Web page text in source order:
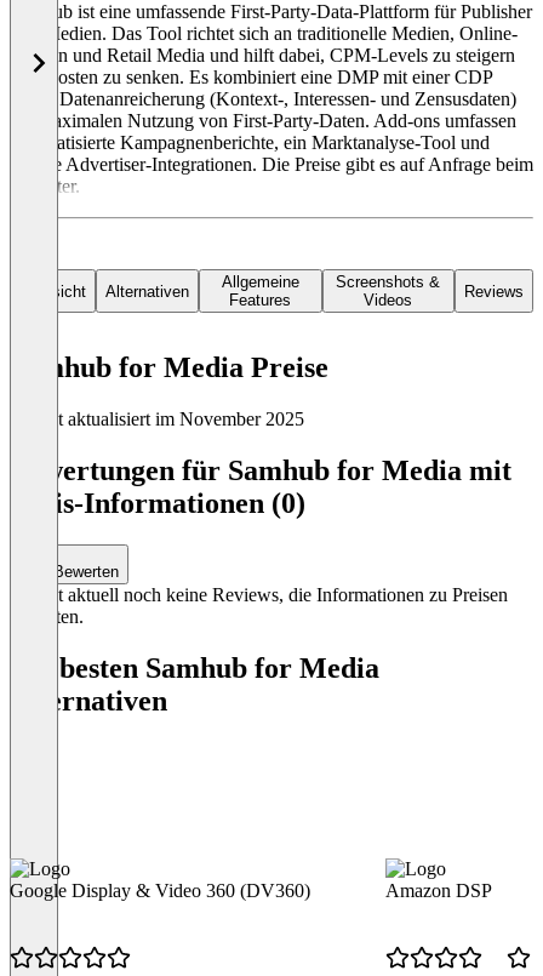
Samhub ist eine umfassende First-Party-Data-Plattform für Publisher
und Medien. Das Tool richtet sich an traditionelle Medien, Online-
Medien und Retail Media und hilft dabei, CPM-Levels zu steigern
und Kosten zu senken. Es kombiniert eine DMP mit einer CDP
sowie Datenanreicherung (Kontext-, Interessen- und Zensusdaten)
zur maximalen Nutzung von First-Party-Daten. Add-ons umfassen
automatisierte Kampagnenberichte, ein Marktanalyse-Tool und
direkte Advertiser-Integrationen. Die Preise gibt es auf Anfrage beim
Anbieter.
Übersicht Alternativen
Allgemeine
Features
Screenshots &
Videos
Reviews
Samhub for Media Preise
Zuletzt aktualisiert im November 2025
Bewertungen für Samhub for Media mit
Preis-Informationen (0)
Bewerten
Es gibt aktuell noch keine Reviews, die Informationen zu Preisen
enthalten.
Die besten Samhub for Media
Alternativen
Google Display & Video 360 (DV360) Amazon DSP